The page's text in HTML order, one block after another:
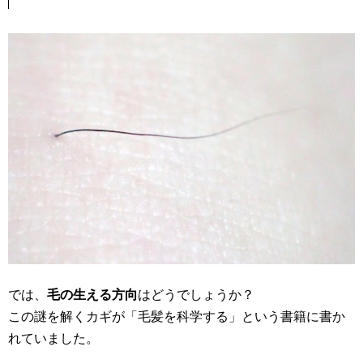
では、 毛の生える方向はどうでしょうか？
この謎を解くカギが「毛髪を科学する」という書籍に書か
れていました。